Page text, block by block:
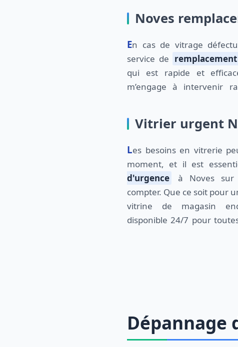
Noves
En cas de vitrage défectueux, vous voulez un
service de
qui est rapide et
m’engage à intervenir
Vitrier urgent
Les besoins en vitrerie peuvent survenir à tout
moment, et il est
d'urgence
à Noves sur
compter. Que ce soit pour
vitrine de magasin
disponible 24/7 pour
Dépannage